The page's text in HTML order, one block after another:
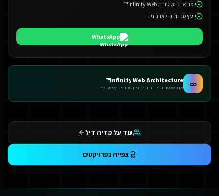
יוצר ארכיטקטורת Infinity Web™
יועץ טכנולוגי לארגונים
WhatsApp
∞
Infinity Web Architecture™
ארכיטקטורה ייחודית לבניית אתרים אינסופיים
עוד על מדיה דיל
צפייה בפרויקטים